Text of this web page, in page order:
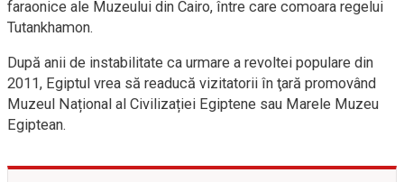
faraonice ale Muzeului din Cairo, între care comoara regelui
Tutankhamon.
După anii de instabilitate ca urmare a revoltei populare din
2011, Egiptul vrea să readucă vizitatorii în ţară promovând
Muzeul Național al Civilizației Egiptene sau Marele Muzeu
Egiptean.